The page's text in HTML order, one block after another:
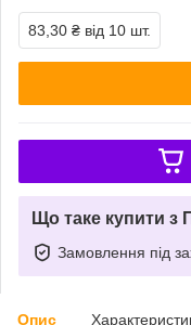
83,30 ₴ від 10 шт.
Що таке купити з
Замовлення під
Опис